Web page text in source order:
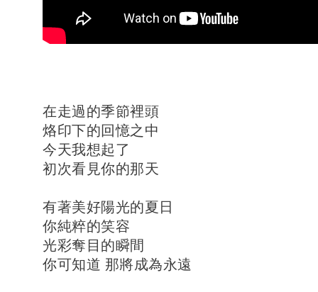
在走過的季節裡頭
烙印下的回憶之中
今天我想起了
初次看見你的那天
有著美好陽光的夏日
你純粹的笑容
光彩奪目的瞬間
你可知道 那將成為永遠